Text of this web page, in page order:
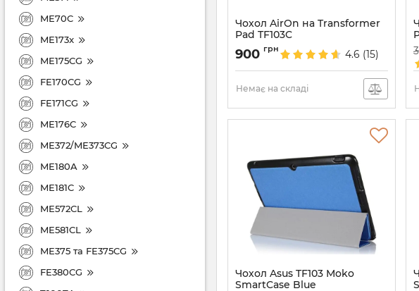
ME70C
ME173x
ME175CG
FE170CG
FE171CG
ME176C
ME372/ME373CG
ME180A
ME181C
ME572CL
ME581CL
ME375 та FE375CG
FE380CG
Чохол AirOn на Transformer
Pad TF103C
Артикул:860
900 грн 4.6 (15)
Немає на складі
Чохол Asus TF103 Moko
SmartCase Blue